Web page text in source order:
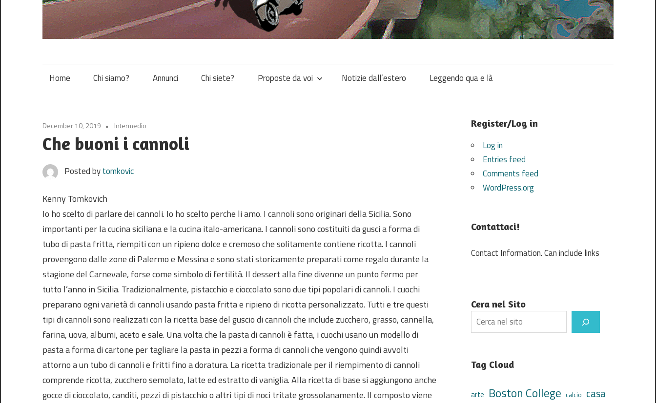
Vespa
Home Chi siamo? Annunci Chi siete? Proposte da voi Notizie dall’estero Leggendo qua e là
December 10, 2019 Intermedio
Che buoni i cannoli
Posted bytomkovic
Kenny Tomkovich
Io ho scelto di parlare dei cannoli. Io ho scelto perche li amo. I cannoli sono originari della Sicilia. Sono
importanti per la cucina siciliana e la cucina italo-americana. I cannoli sono costituiti da gusci a forma di
tubo di pasta fritta, riempiti con un ripieno dolce e cremoso che solitamente contiene ricotta. I cannoli
provengono dalle zone di Palermo e Messina e sono stati storicamente preparati come regalo durante la
stagione del Carnevale, forse come simbolo di fertilità. Il dessert alla fine divenne un punto fermo per
tutto l’anno in Sicilia. Tradizionalmente, pistacchio e cioccolato sono due tipi popolari di cannoli. I cuochi
preparano ogni varietà di cannoli usando pasta fritta e ripieno di ricotta personalizzato. Tutti e tre questi
tipi di cannoli sono realizzati con la ricetta base del guscio di cannoli che include zucchero, grasso, cannella,
farina, uova, albumi, aceto e sale. Una volta che la pasta di cannoli è fatta, i cuochi usano un modello di
pasta a forma di cartone per tagliare la pasta in pezzi a forma di cannoli che vengono quindi avvolti
attorno a un tubo di cannoli e fritti fino a doratura. La ricetta tradizionale per il riempimento di cannoli
comprende ricotta, zucchero semolato, latte ed estratto di vaniglia. Alla ricetta di base si aggiungono anche
gocce di cioccolato, canditi, pezzi di pistacchio o altri tipi di noci tritate grossolanamente. Il composto viene
Register/Log in
Log in
Entries feed
Comments feed
WordPress.org
Contattaci!
Contact Information. Can include links
Cera nel Sito
Search
Tag Cloud
arte Boston College calcio casa